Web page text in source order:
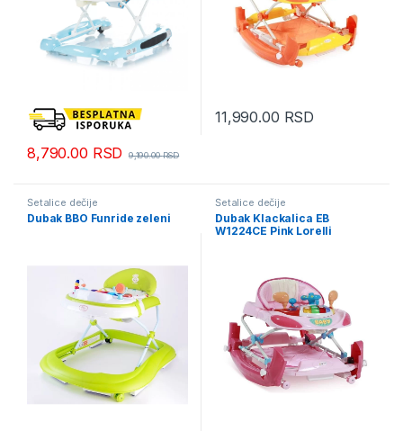
8,790.00 RSD 9,190.00RSD
11,990.00 RSD
Šetalice dečije
Dubak BBO Funride zeleni
Šetalice dečije
Dubak Klackalica EB
W1224CE Pink Lorelli